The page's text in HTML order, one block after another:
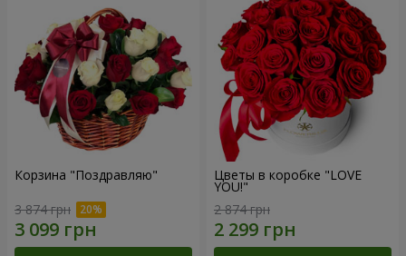
Корзина "Поздравляю"
3 874 грн
Цветы в коробке "LOVE
YOU!"
2 874 грн